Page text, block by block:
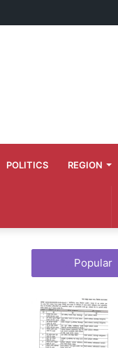
POLITICS REGION
Popular